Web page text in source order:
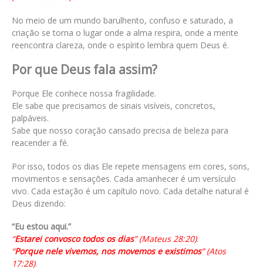
No meio de um mundo barulhento, confuso e saturado, a
criação se torna o lugar onde a alma respira, onde a mente
reencontra clareza, onde o espírito lembra quem Deus é.
Por que Deus fala assim?
Porque Ele conhece nossa fragilidade.
Ele sabe que precisamos de sinais visíveis, concretos,
palpáveis.
Sabe que nosso coração cansado precisa de beleza para
reacender a fé.
Por isso, todos os dias Ele repete mensagens em cores, sons,
movimentos e sensações. Cada amanhecer é um versículo
vivo. Cada estação é um capítulo novo. Cada detalhe natural é
Deus dizendo:
“Eu estou aqui.”
“Estarei convosco todos os dias” (Mateus 28:20).
“Porque nele vivemos, nos movemos e existimos” (Atos
17:28).